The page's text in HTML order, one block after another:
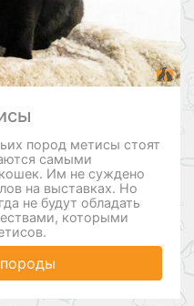
пород метисы стоят
самыми
Им не суждено
на выставках. Но
не будут обладать
которыми